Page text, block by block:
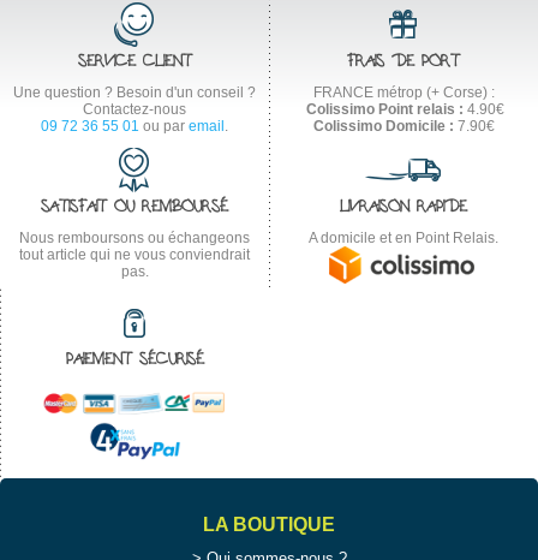
SERVICE CLIENT
Une question ? Besoin d'un conseil ?
Contactez-nous
09 72 36 55 01 ou par email .
FRAIS DE PORT
FRANCE métrop (+ Corse) :
Colissimo Point relais : 4.90€
Colissimo Domicile : 7.90€
SATISFAIT OU REMBOURSÉ
Nous remboursons ou échangeons
tout article qui ne vous conviendrait
pas.
LIVRAISON RAPIDE
A domicile et en Point Relais.
PAIEMENT SÉCURISÉ
LA BOUTIQUE